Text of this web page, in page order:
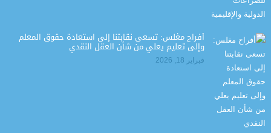
أفراح مغلس: تسعى نقابتنا إلى استعادة حقوق المعلم
وإلى تعليم يعلي من شأن العقل النقدي
فبراير 18, 2026